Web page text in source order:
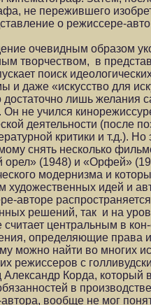
не пережившего
о режиссере-
очевидным образом
творчеством, в
поиск
и даже «искусство для
достаточно лишь желания
не учился
деятельности (после
критики и т.д.).
снять несколько
орел» (1948) и «Орфей»
модернизма и
идей и
авторе
решений, так и на
центральным в
определяющие права
можно найти во многих
режиссеров с
Корда, который
в
вообще не мог